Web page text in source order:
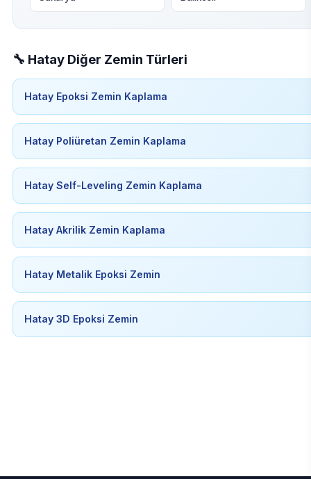
🔧 Hatay Diğer Zemin Türleri
Hatay Epoksi Zemin Kaplama
Hatay Poliüretan Zemin Kaplama
Hatay Self-Leveling Zemin Kaplama
Hatay Akrilik Zemin Kaplama
Hatay Metalik Epoksi Zemin
Hatay 3D Epoksi Zemin